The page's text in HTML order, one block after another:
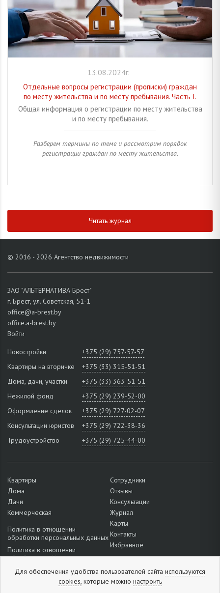
13.08.2024г.
Отдельные вопросы регистрации (прописки) граждан
по месту жительства и по месту пребывания. Часть I.
Общая информация о регистрации по месту жительства
и по месту пребывания.
Разберем термины по теме и рассмотрим порядок
регистрации граждан по месту жительства.
Читать журнал
© 2016 - 2026 Агентство недвижимости
ЗАО "АЛЬТЕРНАТИВА Брест"
г. Брест, ул. Советская, 51-1
office@a-brest.by
office.a-brest.by
Войти
Новостройки
+375 (29) 757-57-57
Квартиры на вторичке
+375 (33) 315-51-51
Дома, дачи, участки
+375 (33) 363-51-51
Нежилой фонд
+375 (29) 239-52-00
Оформление сделок
+375 (29) 727-02-07
Консультации юристов
+375 (29) 722-38-36
Трудоустройство
+375 (29) 725-44-00
Квартиры
Дома
Дачи
Коммерческая
Политика в отношении
обработки персональных данных
Политика в отношении
обработки cookie
Подробнее о настройках файлов
Сотрудники
Отзывы
Консультации
Журнал
Карты
Контакты
Избранное
Для обеспечения удобства пользователей сайта используются
cookies,которые можно настроить